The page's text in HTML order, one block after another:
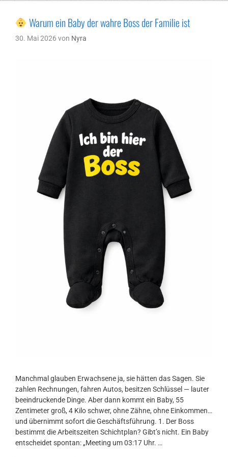
Warum ein Baby der wahre Boss der Familie ist
30. Mai 2026 von Nyra
Manchmal glauben Erwachsene ja, sie hätten das Sagen. Sie
zahlen Rechnungen, fahren Autos, besitzen Schlüssel — lauter
beeindruckende Dinge. Aber dann kommt ein Baby, 55
Zentimeter groß, 4 Kilo schwer, ohne Zähne, ohne Einkommen…
und übernimmt sofort die Geschäftsführung. 1. Der Boss
bestimmt die Arbeitszeiten Schichtplan? Gibt’s nicht. Ein Baby
entscheidet spontan: „Meeting um 03:17 Uhr. …